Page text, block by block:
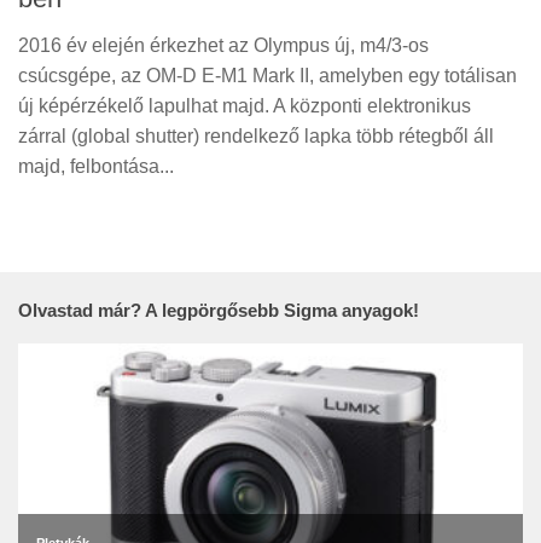
2016 év elején érkezhet az Olympus új, m4/3-os
csúcsgépe, az OM-D E-M1 Mark II, amelyben egy totálisan
új képérzékelő lapulhat majd. A központi elektronikus
zárral (global shutter) rendelkező lapka több rétegből áll
majd, felbontása...
Olvastad már? A legpörgősebb Sigma anyagok!